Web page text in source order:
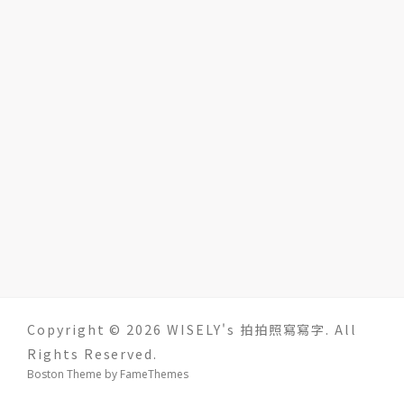
Copyright © 2026 WISELY's 拍拍照寫寫字. All
Rights Reserved.
Boston Theme by FameThemes